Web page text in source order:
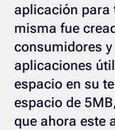
aplicación para
misma fue
consumidores
aplicaciones
espacio en su
espacio de
que ahora este